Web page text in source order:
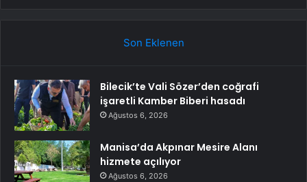
Son Eklenen
Bilecik’te Vali Sözer’den coğrafi
işaretli Kamber Biberi hasadı
Ağustos 6, 2026
Manisa’da Akpınar Mesire Alanı
hizmete açılıyor
Ağustos 6, 2026